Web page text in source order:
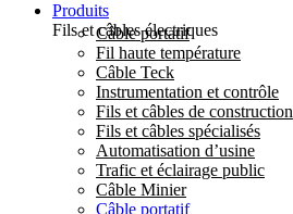
Produits
Fils et câbles électriques
Câble portatif
Fil haute température
Câble Teck
Instrumentation et contrôle
Fils et câbles de construction
Fils et câbles spécialisés
Automatisation d’usine
Trafic et éclairage public
Câble Minier
Câble portatif